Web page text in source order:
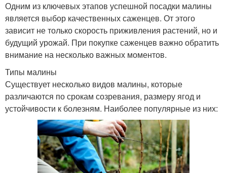
Одним из ключевых этапов успешной посадки малины
является выбор качественных саженцев. От этого
зависит не только скорость приживления растений, но и
будущий урожай. При покупке саженцев важно обратить
внимание на несколько важных моментов.
Типы малины
Существует несколько видов малины, которые
различаются по срокам созревания, размеру ягод и
устойчивости к болезням. Наиболее популярные из них: